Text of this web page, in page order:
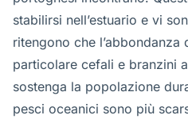
stabilirsi nell’estuario e vi
ritengono che l’abbondanza
particolare cefali e branzini
sostenga la popolazione
pesci oceanici sono più